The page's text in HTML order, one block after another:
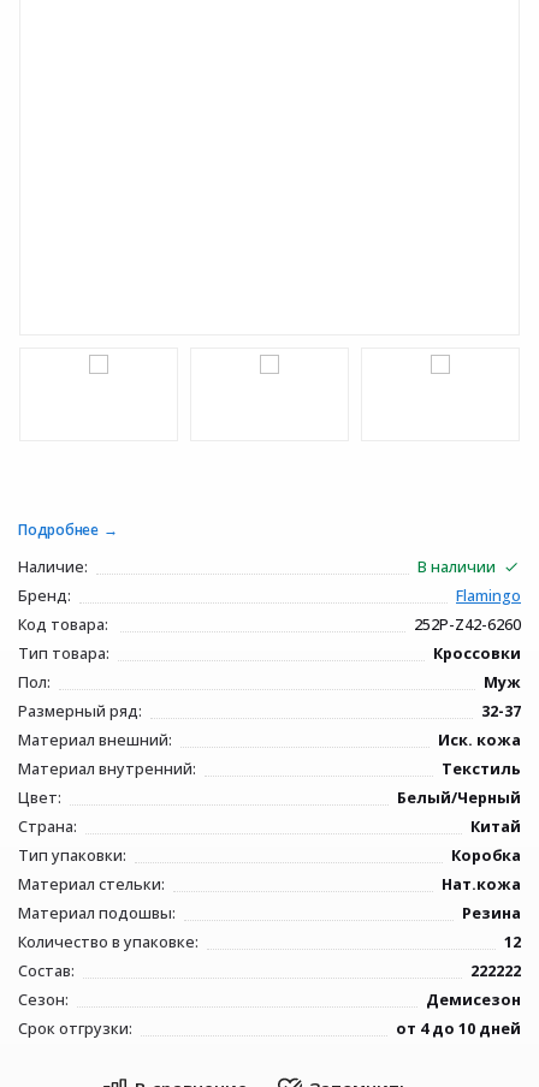
Подробнее
Наличие:
В наличии
Бренд:
Flamingo
Код товара:
252P-Z42-6260
Тип товара:
Кроссовки
Пол:
Муж
Размерный ряд:
32-37
Материал внешний:
Иск. кожа
Материал внутренний:
Текстиль
Цвет:
Белый/Черный
Страна:
Китай
Тип упаковки:
Коробка
Материал стельки:
Нат.кожа
Материал подошвы:
Резина
Количество в упаковке:
12
Состав:
222222
Сезон:
Демисезон
Срок отгрузки:
от 4 до 10 дней